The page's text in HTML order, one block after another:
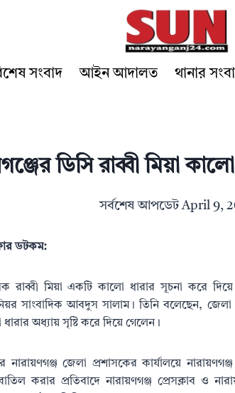
সংবাদ আইন আদালত থানার
ডিসি রাব্বী মিয়া
সর্বশেষ আপডেটApril 9,
ডটকম:
রাব্বী মিয়া একটি কালো ধারার সূচনা করে
সাংবাদিক আবদুস সালাম। তিনি বলেছেন,
অধ্যায় সৃষ্টি করে দিয়ে গেলেন।
নারায়ণগঞ্জ জেলা প্রশাসকের কার্যালয়ে
করার প্রতিবাদে নারায়ণগঞ্জ প্রেসক্লাব ও